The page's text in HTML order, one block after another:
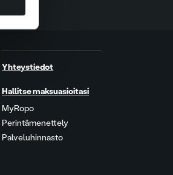
Yhteystiedot
Hallitse maksuasioitasi
MyRopo
Perintämenettely
Palveluhinnasto